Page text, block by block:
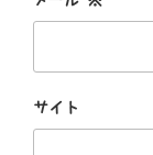
サイト